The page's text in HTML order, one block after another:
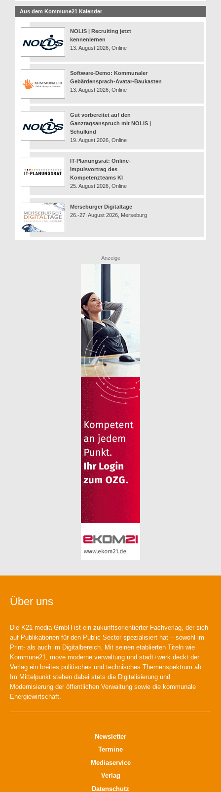
Aus dem Kommune21 Kalender
NOLIS | Recruiting jetzt
kennenlernen
13. August 2026, Online
Software-Demo: Kommunaler
Gebärdensprach-Avatar-Baukasten
13. August 2026, Online
Gut vorbereitet auf den
Ganztagsanspruch mit NOLIS |
Schulkind
19. August 2026, Online
IT-Planungsrat: Online-
Impulsvortrag des
Kompetenzteams KI
25. August 2026, Online
Merseburger Digitaltage
26.-27. August 2026, Merseburg
Anzeige
Über uns
Die K21 media GmbH ist ein zukunftsorientierter Fachverlag, der sich
auf Publikationen für den Public Sector spezialisiert hat – sowohl im
Print- als auch im Digitalbereich. Mit seinen etablierten Titeln wie
Kommune21, move moderne verwaltung und stadt+werk deckt der
Verlag ein breites politisches und technisches Themenspektrum ab.
Im Mittelpunkt stehen dabei stets die Digitalisierung und
Modernisierung der öffentlichen Verwaltung sowie die kommunale
Energiewirtschaft.
Newsletter
Termine
Mediaservice
Verlag
Datenschutz